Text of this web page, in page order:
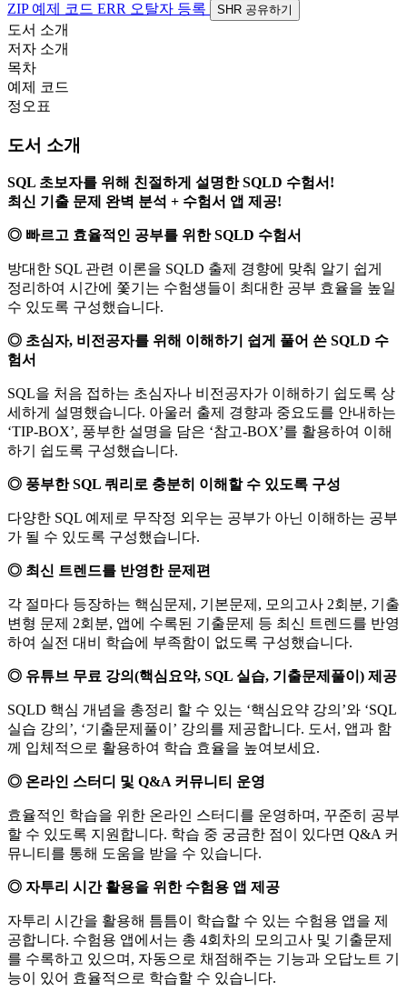
ZIP예제 코드 ERR 오탈자 등록 SHR 공유하기
도서 소개
저자 소개
목차
예제 코드
정오표
도서 소개
SQL 초보자를 위해 친절하게 설명한 SQLD 수험서!
최신 기출 문제 완벽 분석 + 수험서 앱 제공!
◎ 빠르고 효율적인 공부를 위한 SQLD 수험서
방대한 SQL 관련 이론을 SQLD 출제 경향에 맞춰 알기 쉽게
정리하여 시간에 쫓기는 수험생들이 최대한 공부 효율을 높일
수 있도록 구성했습니다.
◎ 초심자, 비전공자를 위해 이해하기 쉽게 풀어 쓴 SQLD 수
험서
SQL을 처음 접하는 초심자나 비전공자가 이해하기 쉽도록 상
세하게 설명했습니다. 아울러 출제 경향과 중요도를 안내하는
‘TIP-BOX’, 풍부한 설명을 담은 ‘참고-BOX’를 활용하여 이해
하기 쉽도록 구성했습니다.
◎ 풍부한 SQL 쿼리로 충분히 이해할 수 있도록 구성
다양한 SQL 예제로 무작정 외우는 공부가 아닌 이해하는 공부
가 될 수 있도록 구성했습니다.
◎ 최신 트렌드를 반영한 문제편
각 절마다 등장하는 핵심문제, 기본문제, 모의고사 2회분, 기출
변형 문제 2회분, 앱에 수록된 기출문제 등 최신 트렌드를 반영
하여 실전 대비 학습에 부족함이 없도록 구성했습니다.
◎ 유튜브 무료 강의(핵심요약, SQL 실습, 기출문제풀이) 제공
SQLD 핵심 개념을 총정리 할 수 있는 ‘핵심요약 강의’와 ‘SQL
실습 강의’, ‘기출문제풀이’ 강의를 제공합니다. 도서, 앱과 함
께 입체적으로 활용하여 학습 효율을 높여보세요.
◎ 온라인 스터디 및 Q&A 커뮤니티 운영
효율적인 학습을 위한 온라인 스터디를 운영하며, 꾸준히 공부
할 수 있도록 지원합니다. 학습 중 궁금한 점이 있다면 Q&A 커
뮤니티를 통해 도움을 받을 수 있습니다.
◎ 자투리 시간 활용을 위한 수험용 앱 제공
자투리 시간을 활용해 틈틈이 학습할 수 있는 수험용 앱을 제
공합니다. 수험용 앱에서는 총 4회차의 모의고사 및 기출문제
를 수록하고 있으며, 자동으로 채점해주는 기능과 오답노트 기
능이 있어 효율적으로 학습할 수 있습니다.